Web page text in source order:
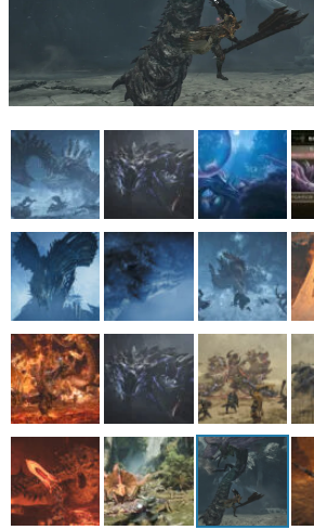
カテゴリ
特集記事
マンガ
女性向け
アプリレビュー
その他
電ファミニコゲーマーとは？
運営：株式会社マレ